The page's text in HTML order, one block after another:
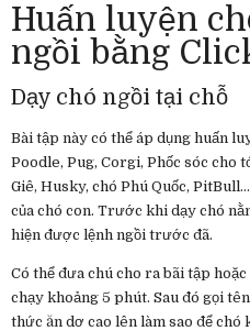
Huấn luyện
ngồi bằng
Dạy chó ngồi tại chỗ
Bài tập này có thể áp dụng huấn
Poodle, Pug, Corgi, Phốc sóc cho
Giê, Husky, chó Phú Quốc,
của chó con. Trước khi dạy chó
hiện được lệnh ngồi trước đã.
Có thể đưa chú cho ra bãi tập
chạy khoảng 5 phút. Sau đó gọi
thức ăn dơ cao lên làm sao để